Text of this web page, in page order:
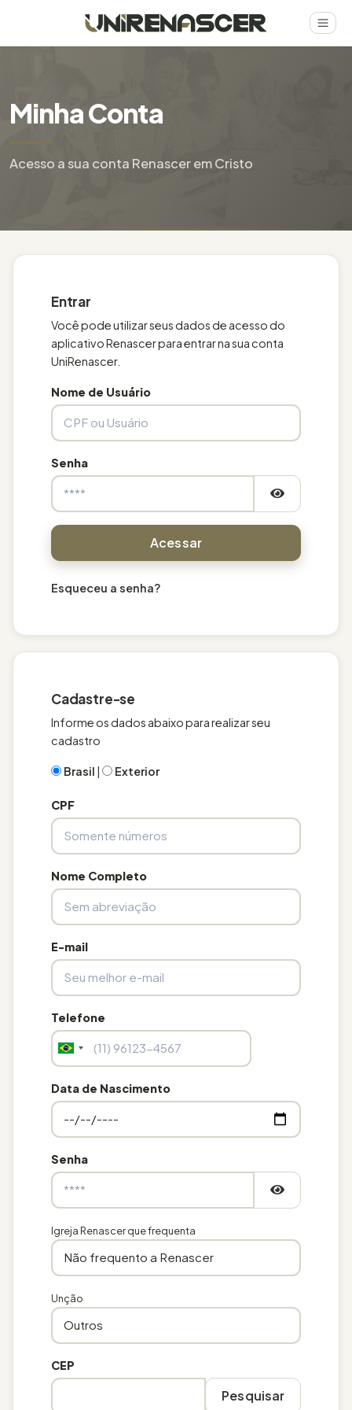
Minha Conta
Acesso a sua conta Renascer em Cristo
Entrar
Você pode utilizar seus dados de acesso do
aplicativo Renascer para entrar na sua conta
UniRenascer.
Nome de Usuário
Senha
Acessar
Esqueceu a senha?
Cadastre-se
Informe os dados abaixo para realizar seu
cadastro
Brasil | Exterior
CPF
Nome Completo
E-mail
Telefone
Data de Nascimento
Senha
Igreja Renascer que frequenta
Unção
CEP
Pesquisar